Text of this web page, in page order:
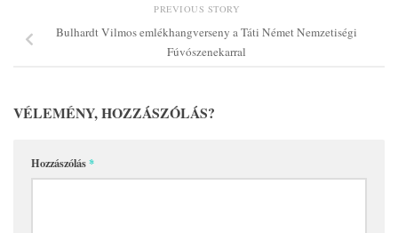
PREVIOUS STORY
Bulhardt Vilmos emlékhangverseny a Táti Német Nemzetiségi
Fúvószenekarral
VÉLEMÉNY, HOZZÁSZÓLÁS?
Hozzászólás*